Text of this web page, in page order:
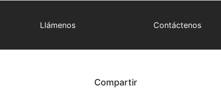
Llámenos Contáctenos
Compartir